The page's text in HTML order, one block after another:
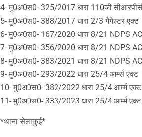
4- मु0अ0स0- 325/2017 धारा 110जी
5- मु0अ0स0- 388/2017 धारा 2/3 गैगेस्टर एक्ट
6- मु0अ0स0- 167/2020 धारा 8/21 NDPS
7- मु0अ0स0- 356/2020 धारा 8/21 NDPS
8- मु0अ0स0- 383/2021 धारा 8/21 NDPS
9- मु0अ0स0- 293/2022 धारा 25/4 आर्म्स एक्ट
10- मु0अ0स0- 382/2022 धारा 25/4 आर्म्म एक्ट
11- मु0अ0स0- 333/2023 धारा 25/4 आर्म्म एक्ट
*थाना सेलाकुई*